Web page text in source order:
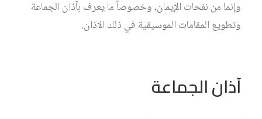
وإنما من نفحات الإيمان، وخصوصاً ما يعرف بآذان الجماعة
وتطويع المقامات الموسيقية في ذلك الاذان.
آذان الجماعة